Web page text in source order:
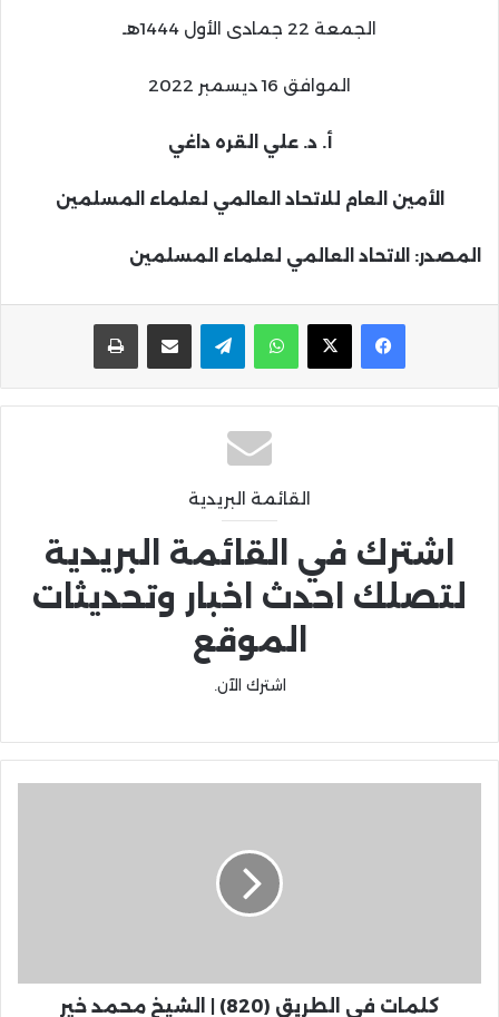
الجمعة 22 جمادى الأول 1444هـ
الموافق 16 ديسمبر 2022
أ‌. د. علي القره داغي
الأمين العام للاتحاد العالمي لعلماء المسلمين
المصدر: الاتحاد العالمي لعلماء المسلمين
واتساب تيلقرام مشاركة عبر البريد
القائمة البريدية
اشترك في القائمة البريدية
لتصلك احدث اخبار وتحديثات
الموقع
اشترك الآن.
كلمات في الطريق (820) | الشيخ محمد خير